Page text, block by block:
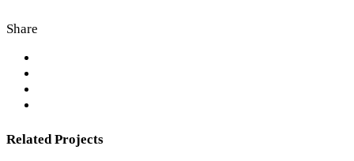
Share
Related Projects